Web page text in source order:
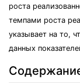
роста
темпами роста
указывает на то,
данных